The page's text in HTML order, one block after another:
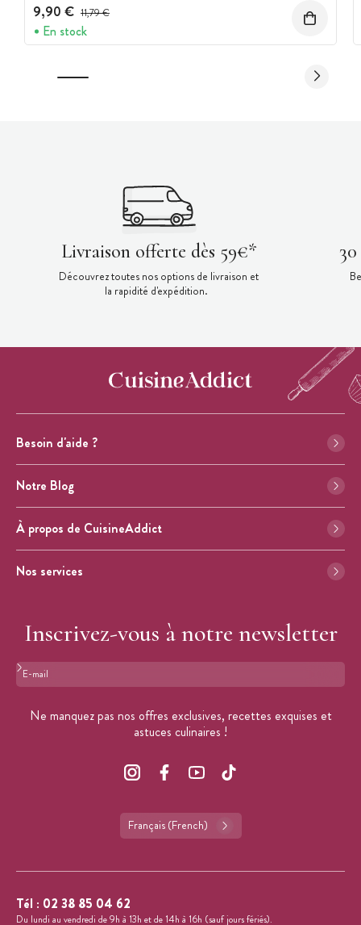
9,90 € Prix avant réduction :
11,79 €
En stock
Livraison offerte dès 59€*
Découvrez toutes nos options de livraison et
la rapidité d'expédition.
Besoin d'aide ?
Notre Blog
À propos de CuisineAddict
Nos services
Inscrivez-vous à notre newsletter
Format : adresse@email.com
Ne manquez pas nos offres exclusives, recettes exquises et
astuces culinaires !
Français (French)
Tél : 02 38 85 04 62
Du lundi au vendredi de 9h à 13h et de 14h à 16h (sauf jours fériés).